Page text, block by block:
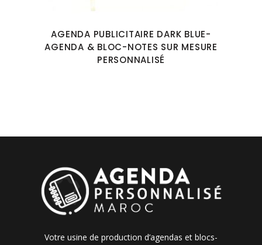
AGENDA PUBLICITAIRE DARK BLUE-
AGENDA & BLOC-NOTES SUR MESURE
PERSONNALISÉ
Votre usine de production d’agendas et blocs-